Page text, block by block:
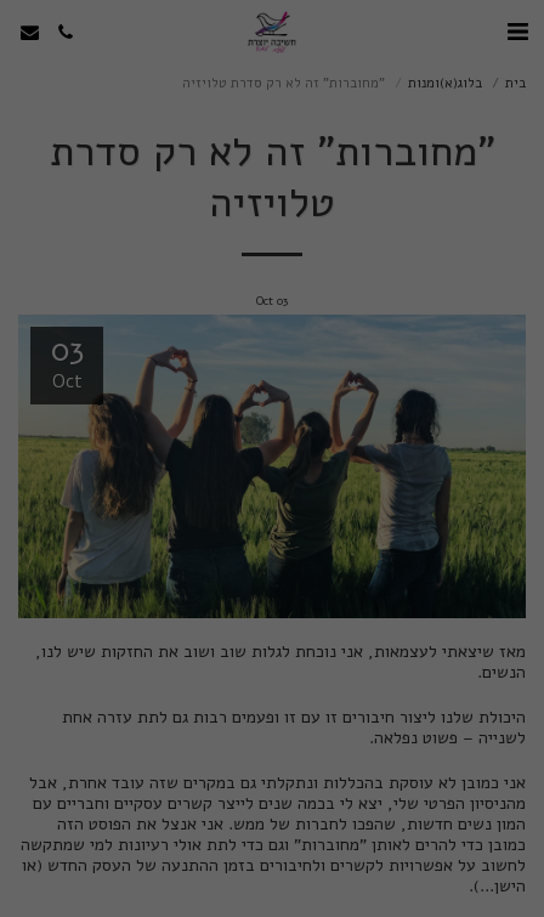
בית בלוג(א)ומנות "מחוברות" זה לא רק סדרת טלויזיה
"מחוברות" זה לא רק סדרת
טלויזיה
03
Oct
03
Oct
מאז שיצאתי לעצמאות, אני נוכחת לגלות שוב ושוב את החזקות שיש לנו,
הנשים.
היכולת שלנו ליצור חיבורים זו עם זו ופעמים רבות גם לתת עזרה אחת
לשנייה – פשוט נפלאה.
אני כמובן לא עוסקת בהכללות ונתקלתי גם במקרים שזה עובד אחרת, אבל
מהניסיון הפרטי שלי, יצא לי בכמה שנים לייצר קשרים עסקיים וחבריים עם
המון נשים חדשות, שהפכו לחברות של ממש. אני אנצל את הפוסט הזה
כמובן כדי להרים לאותן "מחוברות" וגם כדי לתת אולי רעיונות למי שמתקשה
לחשוב על אפשרויות לקשרים ולחיבורים בזמן ההתנעה של העסק החדש (או
הישן...).